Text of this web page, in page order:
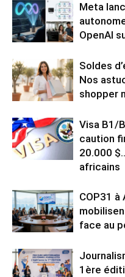
Meta
OpenAI
Soldes
Nos
shopper
Visa B1/
caution
20.000
africains
COP31 à
face au
1ère